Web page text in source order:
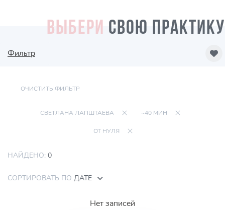
ВЫБЕРИ СВОЮ ПРАКТИКУ
Фильтр
ОЧИСТИТЬ ФИЛЬТР
СВЕТЛАНА ЛАПШТАЕВА ~40 МИН
ОТ НУЛЯ
НАЙДЕНО: 0
СОРТИРОВАТЬ ПО ДАТЕ
Нет записей